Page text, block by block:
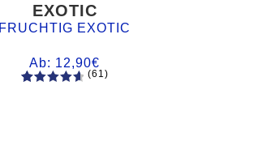
EXOTIC
FRUCHTIG EXOTIC
Ab: 12,90€
(61)